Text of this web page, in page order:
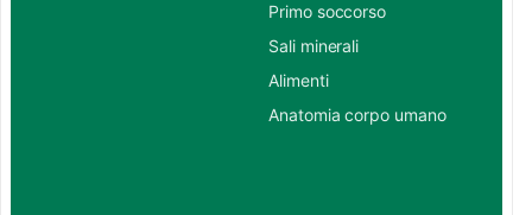
Primo soccorso
Sali minerali
Alimenti
Anatomia corpo umano